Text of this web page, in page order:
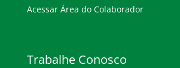
Acessar Área do Colaborador
Trabalhe Conosco